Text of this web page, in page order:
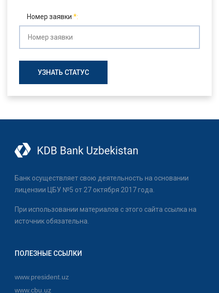
Номер заявки
УЗНАТЬ СТАТУС
Банк осуществляет свою деятельность на основании
лицензии ЦБУ №5 от 27 октября 2017 года.
При использовании материалов с этого сайта ссылка на
источник обязательна.
ПОЛЕЗНЫЕ ССЫЛКИ
www.president.uz
www.cbu.uz